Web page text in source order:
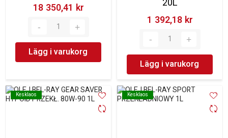
18 350,41 kr‎
Lägg i varukorg
20L
1 392,18 kr‎
Lägg i varukorg
Kesklaos
Kesklaos Kesklaos
Kesklaos